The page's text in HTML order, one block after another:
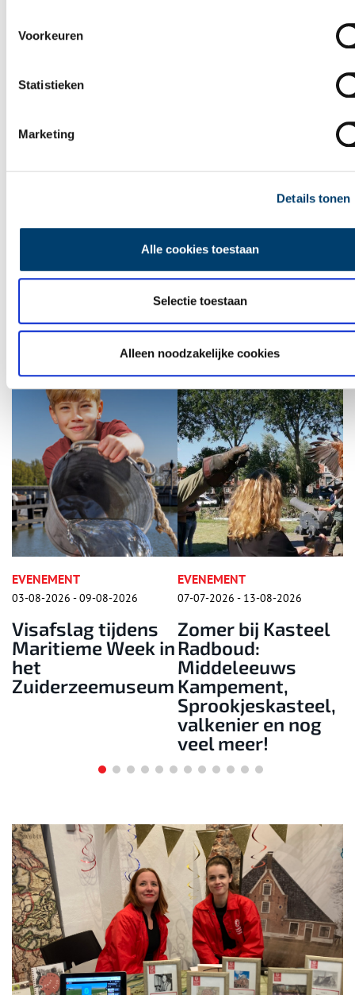
Voorkeuren
Statistieken
Marketing
Details tonen
Alle cookies toestaan
Selectie toestaan
Alleen noodzakelijke cookies
Leuke uitjes in Noord-Holland
in
EVENEMENT
07-07-2026 - 13-08-2026
Zomer bij Kasteel
Radboud:
Middeleeuws
Kampement,
Sprookjeskasteel,
EVENEMENT
15-08-2026 - 15-08-2026
Folkloredag
Zaanse Schans